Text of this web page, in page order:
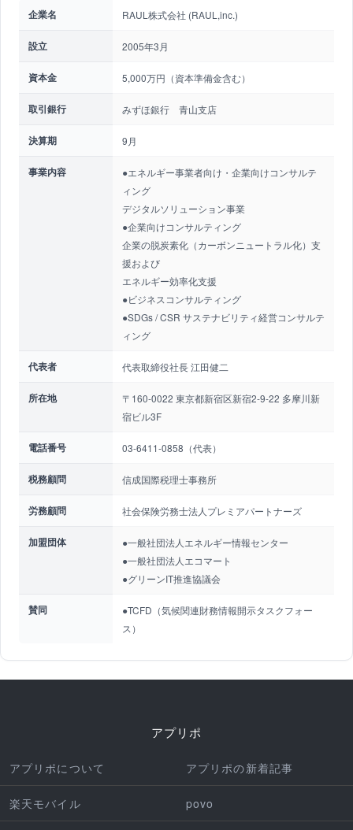
企業名 RAUL株式会社 (RAUL,inc.)
設立 2005年3月
資本金 5,000万円（資本準備金含む）
取引銀行 みずほ銀行 青山支店
決算期 9月
事業内容
●エネルギー事業者向け・企業向けコンサルテ
ィング
デジタルソリューション事業
●企業向けコンサルティング
企業の脱炭素化（カーボンニュートラル化）支
援および
エネルギー効率化支援
●ビジネスコンサルティング
●SDGs / CSR サステナビリティ経営コンサルテ
ィング
代表者 代表取締役社長 江田健二
所在地
〒160-0022 東京都新宿区新宿2-9-22 多摩川新
宿ビル3F
電話番号 03-6411-0858（代表）
税務顧問 信成国際税理士事務所
労務顧問 社会保険労務士法人プレミアパートナーズ
加盟団体
●一般社団法人エネルギー情報センター
●一般社団法人エコマート
●グリーンIT推進協議会
賛同
●TCFD（気候関連財務情報開示タスクフォー
ス）
アプリポ
アプリポについて アプリポの新着記事
楽天モバイル povo